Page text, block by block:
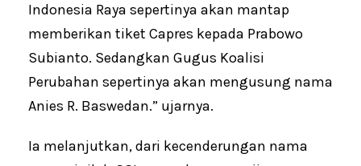
Indonesia Raya sepertinya akan mantap
memberikan tiket Capres kepada Prabowo
Subianto. Sedangkan Gugus Koalisi
Perubahan sepertinya akan mengusung nama
Anies R. Baswedan.” ujarnya.
Ia melanjutkan, dari kecenderungan nama